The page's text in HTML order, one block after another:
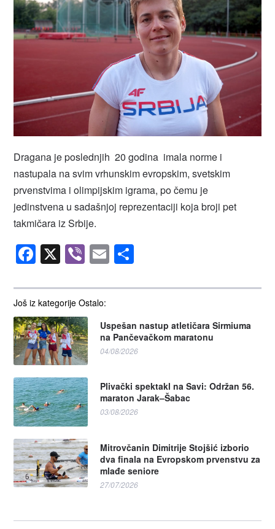
Još iz kategorije Ostalo:
Uspešan nastup atletičara Sirmiuma
na Pančevačkom maratonu
04/08/2026
Plivački spektakl na Savi: Održan 56.
maraton Jarak–Šabac
03/08/2026
Mitrovčanin Dimitrije Stojšić izborio
dva finala na Evropskom prvenstvu za
mlađe seniore
27/07/2026
Dragana je poslednjih 20 godina imala norme i
nastupala na svim vrhunskim evropskim, svetskim
prvenstvima i olimpijskim igrama, po čemu je
jedinstvena u sadašnjoj reprezentaciji koja broji pet
takmičara iz Srbije.
Facebook
X Viber
Email